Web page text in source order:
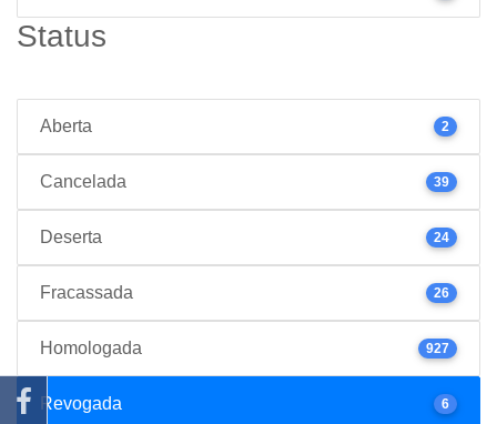
Status
Aberta 2
Cancelada 39
Deserta 24
Fracassada 26
Homologada 927
Revogada 6